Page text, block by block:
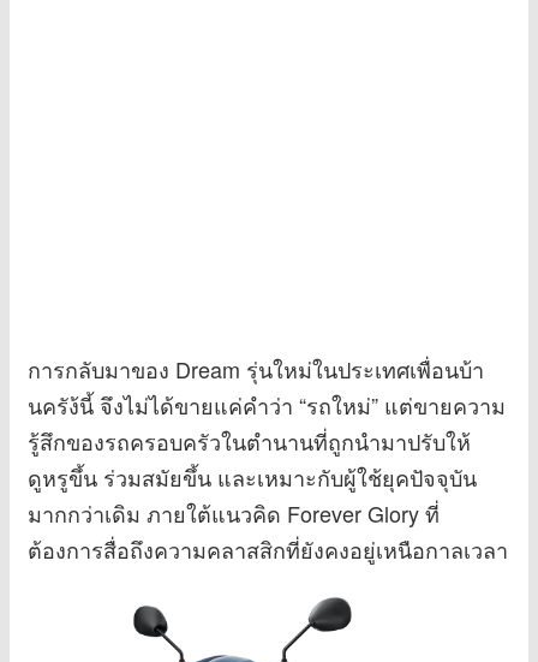
การกลับมาของ Dream รุ่นใหม่ในประเทศเพื่อนบ้า
นครัง้นี้ จึงไม่ได้ขายแค่คำว่า “รถใหม่” แต่ขายความ
รู้สึกของรถครอบครัวในตำนานที่ถูกนำมาปรับให้
ดูหรูขึ้น ร่วมสมัยขึ้น และเหมาะกับผู้ใช้ยุคปัจจุบัน
มากกว่าเดิม ภายใต้แนวคิด Forever Glory ที่
ต้องการสื่อถึงความคลาสสิกที่ยังคงอยู่เหนือกาลเวลา